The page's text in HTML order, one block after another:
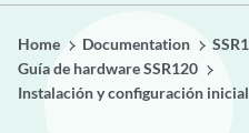
Home Documentation
Guía de hardware SSR120
Instalación y configuración